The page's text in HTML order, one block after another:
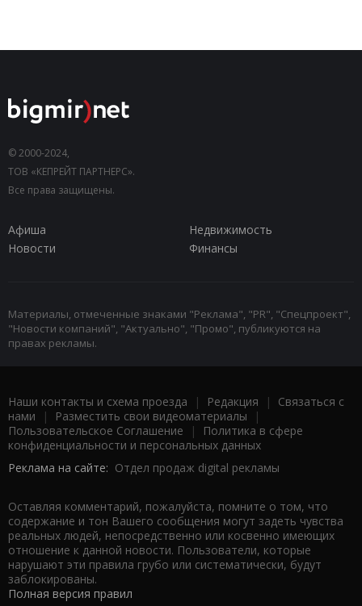
© 2000-2024,
ТОВ «КЕПРЕЙТ ПАРТНЕРС».
Все права защищены.
Афиша
Недвижимость
Новости
Финансы
Материалы, отмеченные знаками "Реклама", "PR", "Спецпроект",
"Новости компаний", "Актуально", "Промо", публикуются на
правах рекламы.
Наши контакты и схема проезда | Редакция | Связаться с
нами | Разместить свои видеоматериалы |
Пользовательское Соглашение |
Политика в сфере
конфиденциальности и персональных данных
Реклама на сайте: Отдел продаж digital рекламы
Оставляя комментарий, пожалуйста, помните о том, что
содержание и тон Вашего сообщения могут задеть чувства
реальных людей, непосредственно или косвенно имеющих
отношение к данной новости. Пользователи, которые
нарушают эти правила грубо или систематически, будут
заблокированы.
Полная версия правил